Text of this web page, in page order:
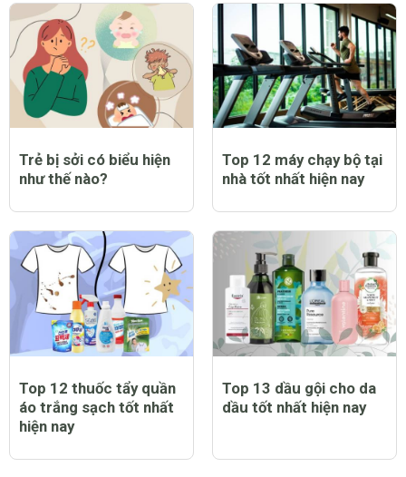
Trẻ bị sởi có biểu hiện
như thế nào?
Top 12 máy chạy bộ tại
nhà tốt nhất hiện nay
Top 12 thuốc tẩy quần
áo trắng sạch tốt nhất
hiện nay
Top 13 dầu gội cho da
dầu tốt nhất hiện nay